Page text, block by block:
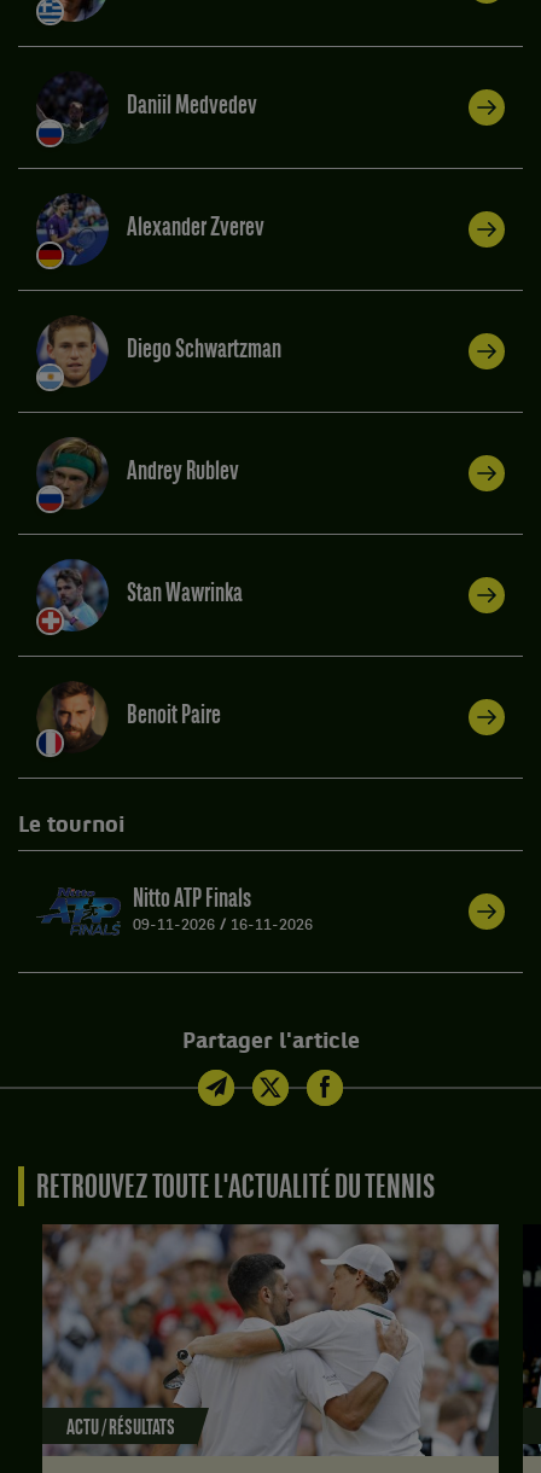
Daniil Medvedev
Alexander Zverev
Diego Schwartzman
Andrey Rublev
Stan Wawrinka
Benoit Paire
Le tournoi
Nitto ATP Finals
09-11-2026 / 16-11-2026
Partager l'article
RETROUVEZ TOUTE L'ACTUALITÉ DU TENNIS
ACTU / RÉSULTATS